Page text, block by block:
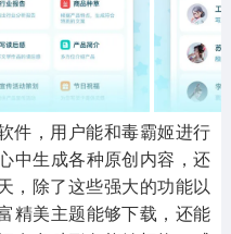
热点新闻
8款应用
件，用户能和毒霸姬进行
中生成各种原创内容，还
，除了这些强大的功能以
精美主题能够下载，还能